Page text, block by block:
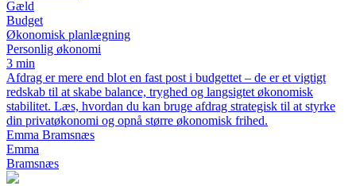
Gæld
Budget
Økonomisk planlægning
Personlig økonomi
3 min
Afdrag er mere end blot en fast post i budgettet – de er et vigtigt
redskab til at skabe balance, tryghed og langsigtet økonomisk
stabilitet. Læs, hvordan du kan bruge afdrag strategisk til at styrke
din privatøkonomi og opnå større økonomisk frihed.
Emma Bramsnæs
Emma
Bramsnæs